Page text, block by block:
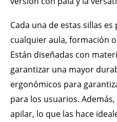
Cada una de estas sillas
cualquier aula, formación
Están diseñadas con
garantizar una mayor
ergonómicos para
para los usuarios.
apilar, lo que las hace